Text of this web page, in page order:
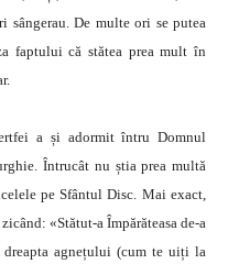
sângerau. De multe ori se putea
faptului că stătea prea mult în
a și adormit întru Domnul
Întrucât nu știa prea multă
pe Sfântul Disc. Mai exact,
«Stătut-a Împărăteasa de-a
dreapta agnețului (cum te uiți la